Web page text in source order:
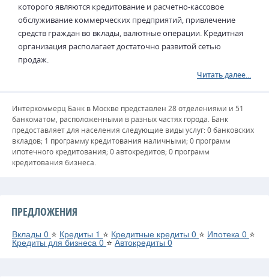
которого являются кредитование и расчетно-кассовое
обслуживание коммерческих предприятий, привлечение
средств граждан во вклады, валютные операции. Кредитная
организация располагает достаточно развитой сетью
продаж.
Читать далее...
Интеркоммерц Банк в Москве представлен 28 отделениями и 51
банкоматом, расположенными в разных частях города. Банк
предоставляет для населения следующие виды услуг: 0 банковских
вкладов; 1 программу кредитования наличными; 0 программ
ипотечного кредитования; 0 автокредитов; 0 программ
кредитования бизнеса.
ПРЕДЛОЖЕНИЯ
Вклады 0 ⭐ Кредиты 1 ⭐ Кредитные кредиты 0 ⭐ Ипотека 0 ⭐
Кредиты для бизнеса 0 ⭐Автокредиты 0